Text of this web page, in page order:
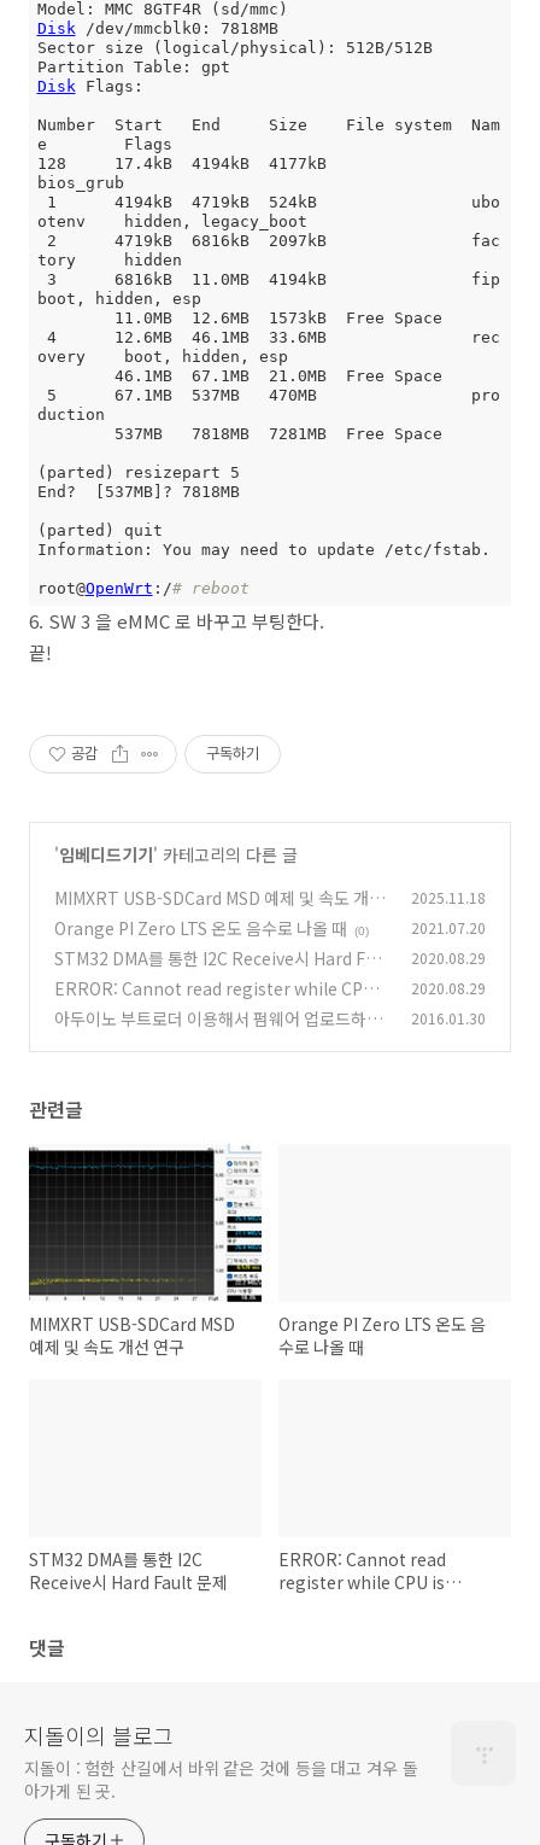
Disk /dev/mmcblk0: 7818MB
Sector size (logical/physical): 512B/512B
Disk Flags:
Number  Start   End     Size    File system  Nam
e        Flags
128     17.4kB  4194kB  4177kB
bios_grub
otenv    hidden, legacy_boot
tory     hidden
boot, hidden, esp
overy    boot, hidden, esp
duction
(parted) resizepart 5
End?  [537MB]? 7818MB
(parted) quit
Information: You may need to update /etc/fstab.
root@OpenWrt :/# reboot
6. SW 3 을 eMMC 로 바꾸고 부팅한다.
끝!
공감 구독하기
'임베디드기기' 카테고리의 다른 글
MIMXRT USB-SDCard MSD 예제 및 속도 개선
연구
(1)
2025.11.18
Orange PI Zero LTS 온도 음수로 나올 때 (0) 2021.07.20
STM32 DMA를 통한 I2C Receive시 Hard Faul
t 문제 (0)
2020.08.29
ERROR: Cannot read register while CPU i
s running 디버깅 오류 (0)
2020.08.29
아두이노 부트로더 이용해서 펌웨어 업로드하기 2016.01.30
관련글
MIMXRT USB-SDCard MSD
예제 및 속도 개선 연구
Orange PI Zero LTS 온도 음
수로 나올 때
STM32 DMA를 통한 I2C
Receive시 Hard Fault 문제
ERROR: Cannot read
register while CPU is
댓글
지돌이의 블로그
지돌이 : 험한 산길에서 바위 같은 것에 등을 대고 겨우 돌
아가게 된 곳.